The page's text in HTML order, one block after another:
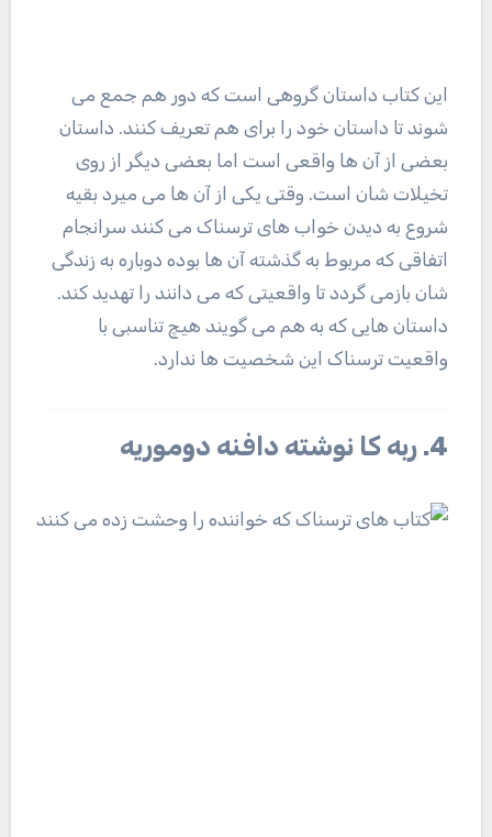
این کتاب داستان گروهی است که دور هم جمع می
شوند تا داستان خود را برای هم تعریف کنند. داستان
بعضی از آن ها واقعی است اما بعضی دیگر از روی
تخیلات شان است. وقتی یکی از آن ها می میرد بقیه
شروع به دیدن خواب های ترسناک می کنند سرانجام
اتفاقی که مربوط به گذشته آن ها بوده دوباره به زندگی
شان بازمی گردد تا واقعیتی که می دانند را تهدید کند.
داستان هایی که به هم می گویند هیچ تناسبی با
واقعیت ترسناک این شخصیت ها ندارد.
4. ربه کا نوشته دافنه دوموریه